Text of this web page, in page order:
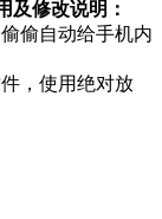
及修改说明：
偷自动给手机内
，使用绝对放